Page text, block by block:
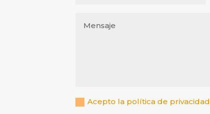
Acepto la política de privacidad